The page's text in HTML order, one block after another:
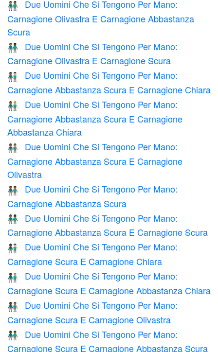
👨🏽‍🤝‍👨🏾
Due Uomini Che Si Tengono Per Mano:
Carnagione Olivastra E Carnagione Abbastanza
Scura
👨🏽‍🤝‍👨🏿
Due Uomini Che Si Tengono Per Mano:
Carnagione Olivastra E Carnagione Scura
👨🏾‍🤝‍👨🏻
Due Uomini Che Si Tengono Per Mano:
Carnagione Abbastanza Scura E Carnagione Chiara
👨🏾‍🤝‍👨🏼
Due Uomini Che Si Tengono Per Mano:
Carnagione Abbastanza Scura E Carnagione
Abbastanza Chiara
👨🏾‍🤝‍👨🏽
Due Uomini Che Si Tengono Per Mano:
Carnagione Abbastanza Scura E Carnagione
Olivastra
👬🏾
Due Uomini Che Si Tengono Per Mano:
Carnagione Abbastanza Scura
👨🏾‍🤝‍👨🏿
Due Uomini Che Si Tengono Per Mano:
Carnagione Abbastanza Scura E Carnagione Scura
👨🏿‍🤝‍👨🏻
Due Uomini Che Si Tengono Per Mano:
Carnagione Scura E Carnagione Chiara
👨🏿‍🤝‍👨🏼
Due Uomini Che Si Tengono Per Mano:
Carnagione Scura E Carnagione Abbastanza Chiara
👨🏿‍🤝‍👨🏽
Due Uomini Che Si Tengono Per Mano:
Carnagione Scura E Carnagione Olivastra
👨🏿‍🤝‍👨🏾
Due Uomini Che Si Tengono Per Mano:
Carnagione Scura E Carnagione Abbastanza Scura